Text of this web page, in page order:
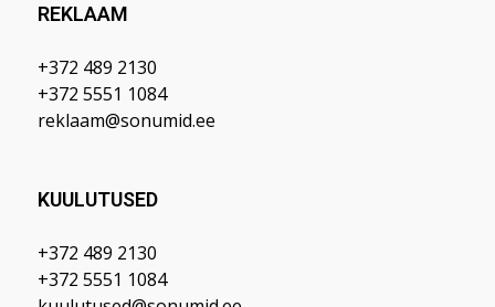
REKLAAM
+372 489 2130
+372 5551 1084
reklaam@sonumid.ee
KUULUTUSED
+372 489 2130
+372 5551 1084